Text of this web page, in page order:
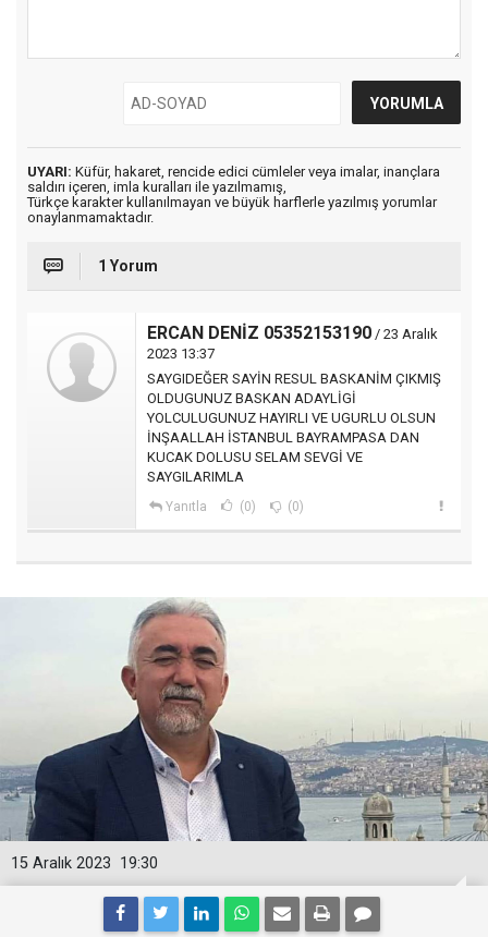
UYARI: Küfür, hakaret, rencide edici cümleler veya imalar, inançlara
saldırı içeren, imla kuralları ile yazılmamış,
Türkçe karakter kullanılmayan ve büyük harflerle yazılmış yorumlar
onaylanmamaktadır.
1 Yorum
ERCAN DENİZ 05352153190 / 23 Aralık
2023 13:37
SAYGIDEĞER SAYİN RESUL BASKANİM ÇIKMIŞ
OLDUGUNUZ BASKAN ADAYLİGİ
YOLCULUGUNUZ HAYIRLI VE UGURLU OLSUN
İNŞAALLAH İSTANBUL BAYRAMPASA DAN
KUCAK DOLUSU SELAM SEVGİ VE
SAYGILARIMLA
Yanıtla (0) (0)
19:30
15 Aralık 2023